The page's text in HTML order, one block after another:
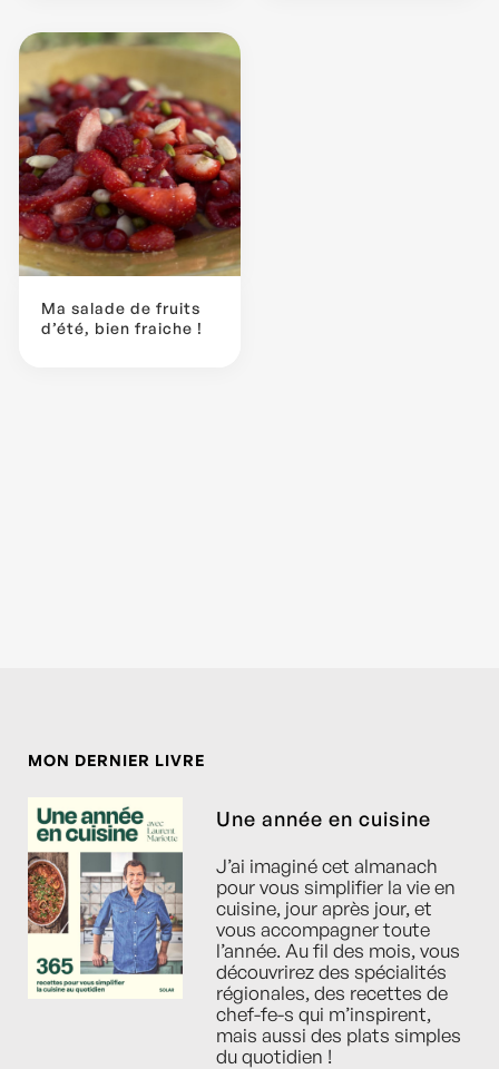
Ma salade de fruits
d’été, bien fraiche !
MON DERNIER LIVRE
Une année en cuisine
J’ai imaginé cet almanach
pour vous simplifier la vie en
cuisine, jour après jour, et
vous accompagner toute
l’année. Au fil des mois, vous
découvrirez des spécialités
régionales, des recettes de
chef-fe-s qui m’inspirent,
mais aussi des plats simples
du quotidien !